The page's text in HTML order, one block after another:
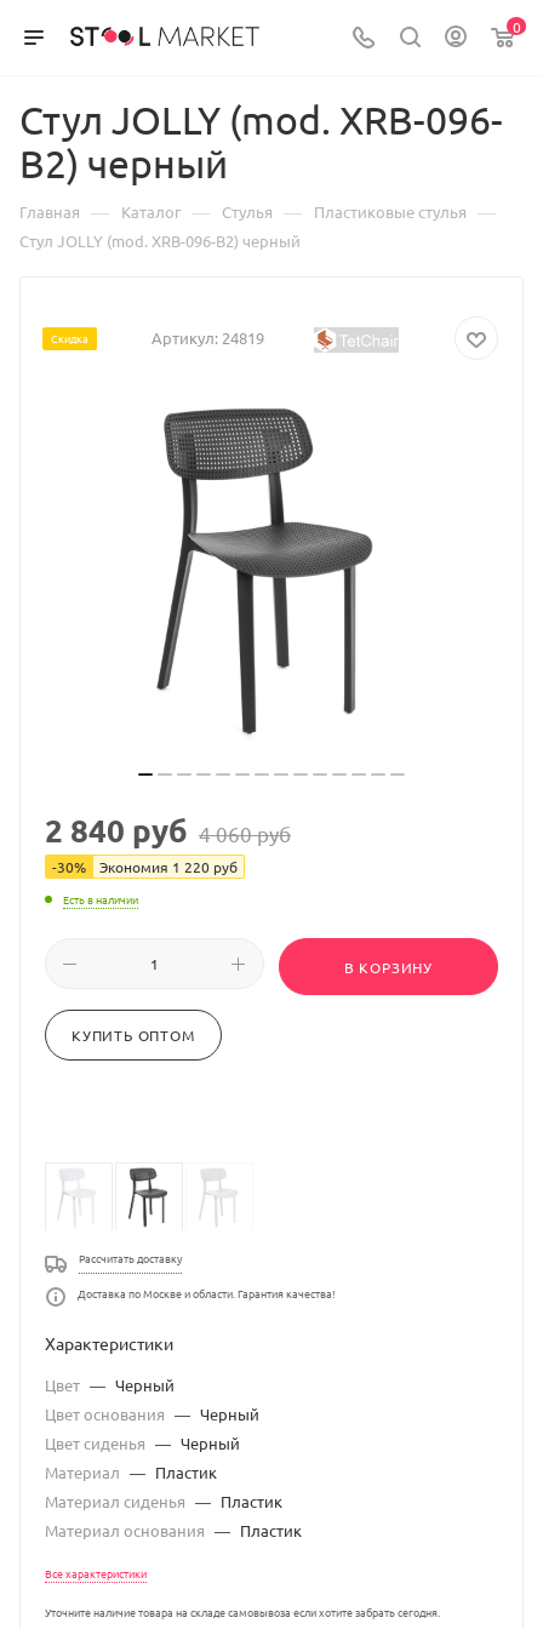
0
Стул JOLLY (mod. XRB-096-
B2) черный
Главная — Каталог — Стулья — Пластиковые стулья —
Стул JOLLY (mod. XRB-096-B2) черный
Скидка Артикул: 24819
2 840 руб 4 060руб
-30% Экономия 1 220 руб
Есть в наличии
В КОРЗИНУ
КУПИТЬ ОПТОМ
Рассчитать доставку
Доставка по Москве и области. Гарантия качества!
Характеристики
Цвет — Черный
Цвет основания — Черный
Цвет сиденья — Черный
Материал — Пластик
Материал сиденья — Пластик
Материал основания — Пластик
Все характеристики
Уточните наличие товара на складе самовывоза если хотите забрать сегодня.